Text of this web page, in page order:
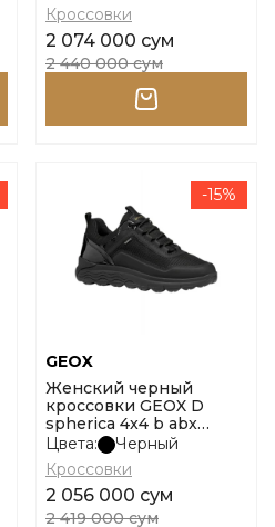
Кроссовки
2 074 000 сум
2 440 000 сум
-15%
GEOX
Женский черный
кроссовки GEOX D
spherica 4x4 b abx
размер 37
Цвета:
Черный
Кроссовки
2 056 000 сум
2 419 000 сум